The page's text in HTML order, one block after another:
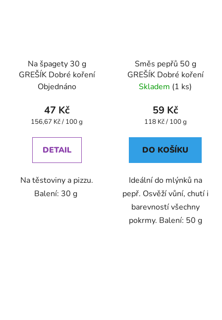
Na špagety 30 g
GREŠÍK Dobré koření
Objednáno
47 Kč
Měrná
156,67 Kč / 100 g
DETAIL
Na těstoviny a pizzu.
Balení: 30 g
Směs pepřů 50 g
GREŠÍK Dobré koření
Skladem (1 ks)
59 Kč
Měrná
118 Kč / 100 g
DO KOŠÍKU
Ideální do mlýnků na
pepř. Osvěží vůní, chutí i
barevností všechny
pokrmy. Balení: 50 g